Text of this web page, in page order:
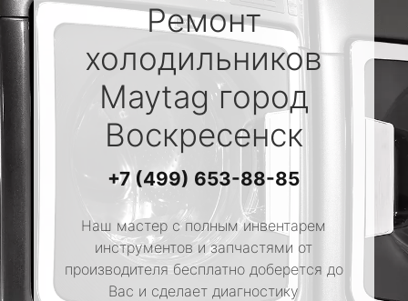
Ремонт
холодильников
Maytagгород
Воскресенск
+7 (499) 653-88-85
Наш мастер с полным инвентарем
инструментов и запчастями от
производителя бесплатно доберется до
Вас и сделает диагностику